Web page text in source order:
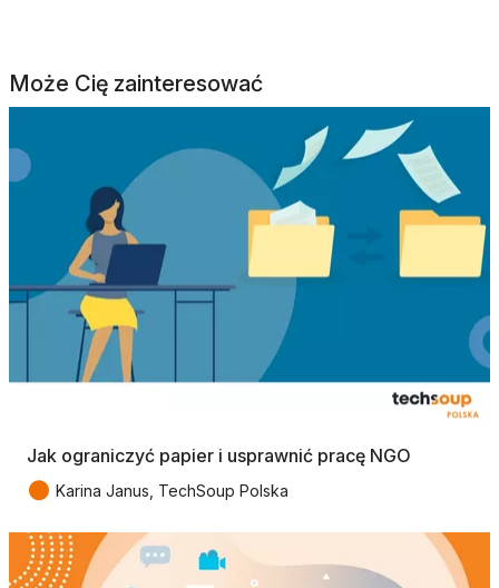
Może Cię zainteresować
Jak ograniczyć papier i usprawnić pracę NGO
● Karina Janus, TechSoup Polska